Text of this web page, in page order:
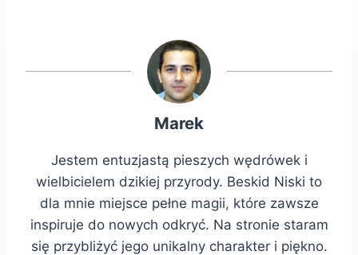
Marek
Jestem entuzjastą pieszych wędrówek i
wielbicielem dzikiej przyrody. Beskid Niski to
dla mnie miejsce pełne magii, które zawsze
inspiruje do nowych odkryć. Na stronie staram
się przybliżyć jego unikalny charakter i piękno.